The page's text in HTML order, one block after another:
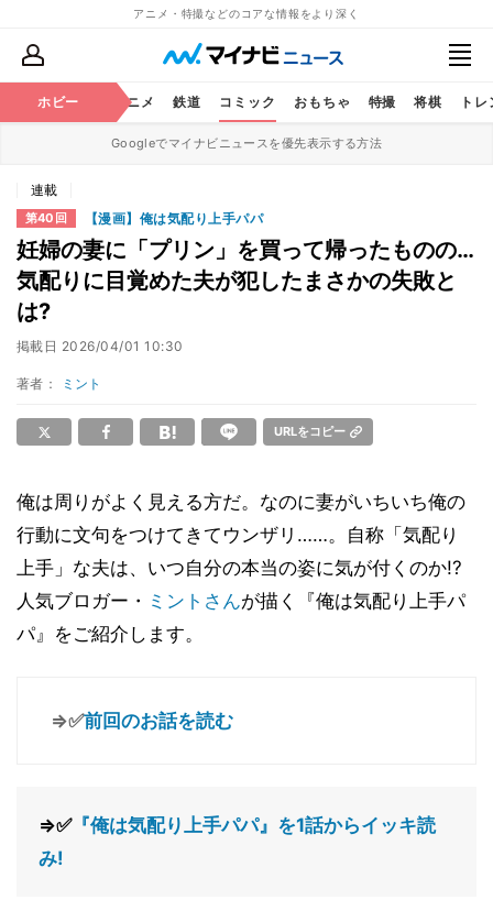
アニメ・特撮などのコアな情報をより深く
ホビー アニメ 鉄道 コミック おもちゃ 特撮 将棋 ト
Googleでマイナビニュースを優先表示する方法
連載
第40回 【漫画】俺は気配り上手パパ
妊婦の妻に「プリン」を買って帰ったものの…
気配りに目覚めた夫が犯したまさかの失敗と
は?
掲載日 2026/04/01 10:30
著者： ミント
URLをコピー
俺は周りがよく見える方だ。なのに妻がいちいち俺の
行動に文句をつけてきてウンザリ……。自称「気配り
上手」な夫は、いつ自分の本当の姿に気が付くのか!?
人気ブロガー・ ミントさんが描く『俺は気配り上手パ
パ』をご紹介します。
⇒✅前回のお話を読む
⇒✅『俺は気配り上手パパ』を1話からイッキ読
み!